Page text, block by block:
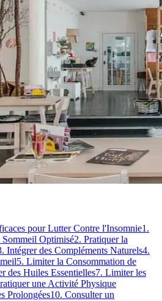
pour Lutter Contre l'Insomnie1.
Optimisé2. Pratiquer la
Intégrer des Compléments Naturels4.
5. Limiter la Consommation de
des Huiles Essentielles7. Limiter les
une Activité Physique
Prolongées10. Consulter un